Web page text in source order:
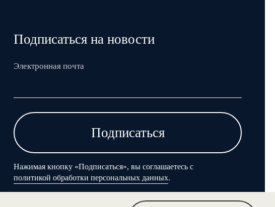
Подписаться на новости
Электронная почта
Подписаться
Нажимая кнопку «Подписаться», вы соглашаетесь с
политикой обработки персональных данных.